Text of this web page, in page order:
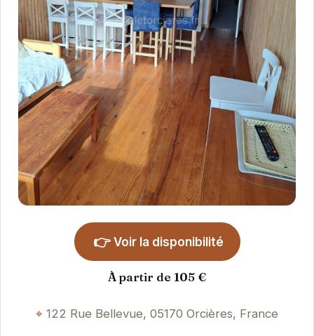
👉 Voir la disponibilité
À partir de 105 €
122 Rue Bellevue, 05170 Orcières, France